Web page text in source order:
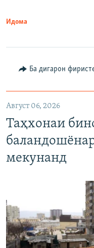
Идома
Ба дигарон
Август 06, 2026
Таҳхонаи
мекунанд